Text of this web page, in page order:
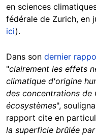
en sciences
fédérale de Zurich, en
ici).
Dans son dernier
"clairement les effets
climatique d'origine
des concentrations de
écosystèmes",
rapport cite en
la superficie brûlée